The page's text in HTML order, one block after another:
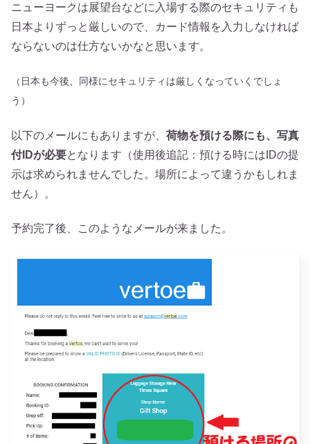
ニューヨークは展望台などに入場する際のセキュリティも
日本よりずっと厳しいので、カード情報を入力しなければ
ならないのは仕方ないかなと思います。
（日本も今後、同様にセキュリティは厳しくなっていくでしょ
う）
以下のメールにもありますが、 荷物を預ける際にも、写真
付IDが必要となります（使用後追記：預ける時にはIDの提
示は求められませんでした。場所によって違うかもしれま
せん）。
予約完了後、このようなメールが来ました。